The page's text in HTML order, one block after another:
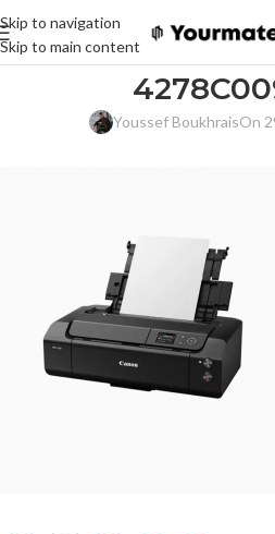
Skip to navigation
Skip to main content
Youssef BoukhraisOn